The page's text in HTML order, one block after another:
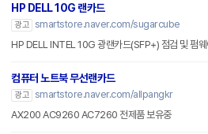
HP DELL 10G 랜카드
광고 smartstore.naver.com/sugarcube
HP DELL INTEL 10G 광랜카드(SFP+) 점검 및 펌웨
컴퓨터 노트북 무선랜카드
광고 smartstore.naver.com/allpangkr
AX200 AC9260 AC7260 전제품 보유중